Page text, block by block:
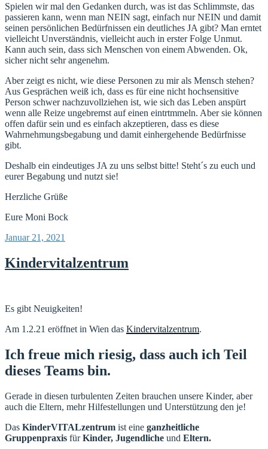
Spielen wir mal den Gedanken durch, was ist das Schlimmste, das
passieren kann, wenn man NEIN sagt, einfach nur NEIN und damit
seinen persönlichen Bedürfnissen ein deutliches JA gibt? Man erntet
vielleicht Unverständnis, vielleicht auch in erster Folge Unmut.
Kann auch sein, dass sich Menschen von einem Abwenden. Ok,
sicher nicht sehr angenehm.
Aber zeigt es nicht, wie diese Personen zu mir als Mensch stehen?
Aus Gesprächen weiß ich, dass es für eine nicht hochsensitive
Person schwer nachzuvollziehen ist, wie sich das Leben anspürt
wenn alle Reize ungebremst auf einen eintrtmmeln. Aber sie können
offen dafür sein und es einfach akzeptieren, dass es diese
Wahrnehmungsbegabung und damit einhergehende Bedürfnisse
gibt.
Deshalb ein eindeutiges JA zu uns selbst bitte! Steht´s zu euch und
eurer Begabung und nutzt sie!
Herzliche Grüße
Eure Moni Bock
Veröffentlicht
Januar 21, 2021
Kindervitalzentrum
Es gibt Neuigkeiten!
Am 1.2.21 eröffnet in Wien das Kindervitalzentrum.
Ich freue mich riesig, dass auch ich Teil
dieses Teams bin.
Gerade in diesen turbulenten Zeiten brauchen unsere Kinder, aber
auch die Eltern, mehr Hilfestellungen und Unterstützung den je!
Das KinderVITALzentrum ist eine ganzheitliche
Gruppenpraxis fürKinder, Jugendliche und Eltern.